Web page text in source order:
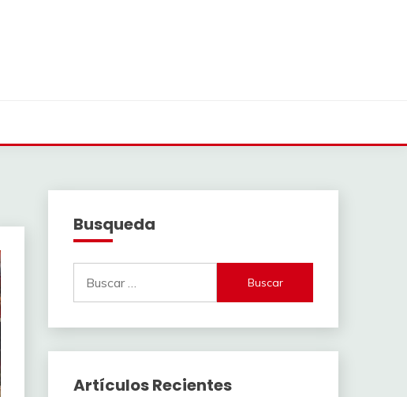
Busqueda
Artículos Recientes